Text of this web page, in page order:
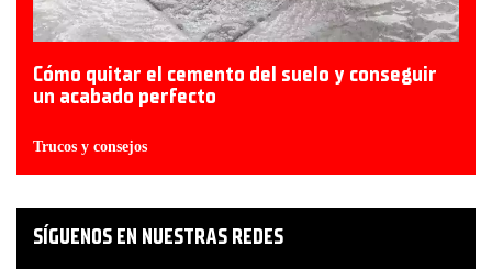
Cómo quitar el cemento del suelo y conseguir
un acabado perfecto
Trucos y consejos
SÍGUENOS EN NUESTRAS REDES